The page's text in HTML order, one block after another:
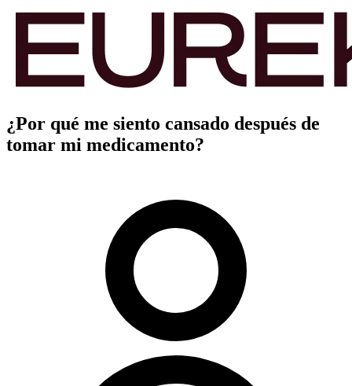
¿Por qué me siento cansado después de
tomar mi medicamento?